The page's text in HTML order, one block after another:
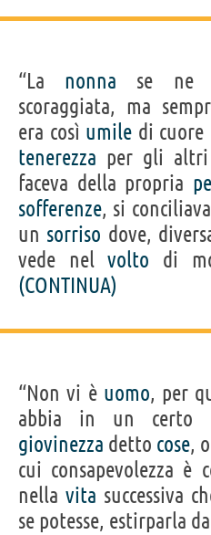
“La nonna se ne
scoraggiata, ma
era così umile di cuore
tenerezza per gli
faceva della propria
sofferenze, si
un sorriso dove,
vede nelvolto di
(CONTINUA)
“Non vi è uomo, per
abbia in un certo
giovinezza detto cose, o
cui consapevolezza è
nella vita successiva
se potesse, estirparla